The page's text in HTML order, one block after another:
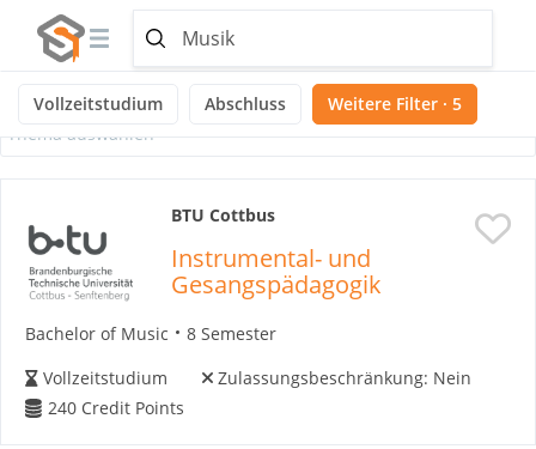
Vollzeitstudium Abschluss Weitere Filter · 5
Noch keine Themen ausgewählt
Thema auswählen
BTU Cottbus
Instrumental- und
Gesangspädagogik
Bachelor of Music
8 Semester
Vollzeitstudium
Zulassungsbeschränkung: Nein
240 Credit Points